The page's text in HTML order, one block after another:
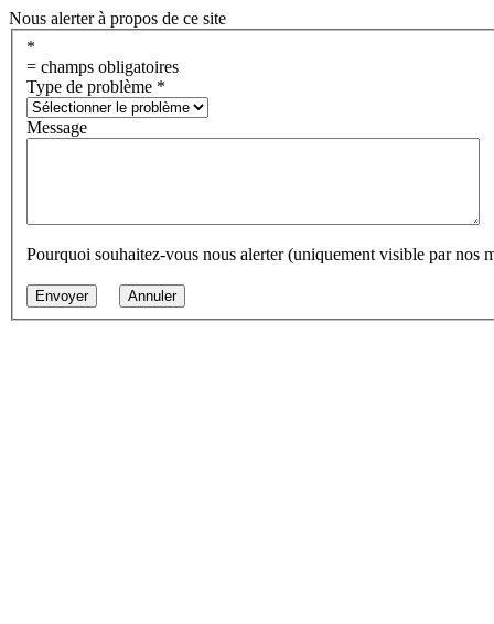
Nous alerter à propos de ce site
*
= champs obligatoires
Type de problème *
Message
Pourquoi souhaitez-vous nous alerter (uniquement visible par nos